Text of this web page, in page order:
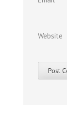
Website